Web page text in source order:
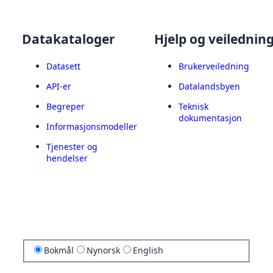
Datakataloger
Datasett
API-er
Begreper
Informasjonsmodeller
Tjenester og
hendelser
Hjelp og
Brukerveiledning
Datalandsbyen
Teknisk
dokumentasjon
Bokmål Nynorsk English